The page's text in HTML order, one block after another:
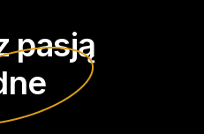
pasją